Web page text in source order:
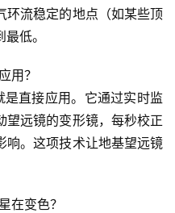
环流稳定的地点（如某些顶
低。
用？
是直接应用。它通过实时监
望远镜的变形镜，每秒校正
响。这项技术让地基望远镜
在变色？